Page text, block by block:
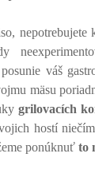
posunie váš
mäsu
grilovacích
hostí
ponúknuť to